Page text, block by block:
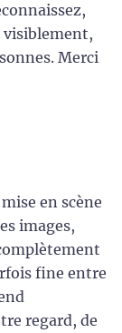
visiblement,
Merci
en scène
images,
fine entre
regard, de